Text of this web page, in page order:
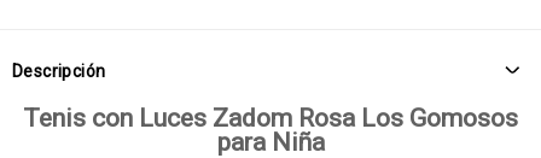
Descripción
Tenis con Luces Zadom Rosa Los Gomosos
para Niña